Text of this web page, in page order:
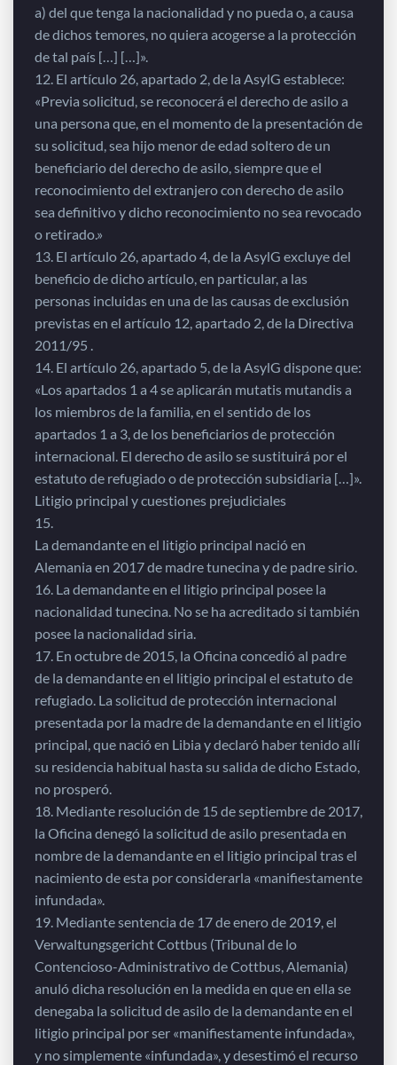
a) del que tenga la nacionalidad y no pueda o, a causa
de dichos temores, no quiera acogerse a la protección
de tal país […] […]».
12. El artículo 26, apartado 2, de la AsylG establece:
«Previa solicitud, se reconocerá el derecho de asilo a
una persona que, en el momento de la presentación de
su solicitud, sea hijo menor de edad soltero de un
beneficiario del derecho de asilo, siempre que el
reconocimiento del extranjero con derecho de asilo
sea definitivo y dicho reconocimiento no sea revocado
o retirado.»
13. El artículo 26, apartado 4, de la AsylG excluye del
beneficio de dicho artículo, en particular, a las
personas incluidas en una de las causas de exclusión
previstas en el artículo 12, apartado 2, de la Directiva
2011/95 .
14. El artículo 26, apartado 5, de la AsylG dispone que:
«Los apartados 1 a 4 se aplicarán mutatis mutandis a
los miembros de la familia, en el sentido de los
apartados 1 a 3, de los beneficiarios de protección
internacional. El derecho de asilo se sustituirá por el
estatuto de refugiado o de protección subsidiaria […]».
Litigio principal y cuestiones prejudiciales
15.
La demandante en el litigio principal nació en
Alemania en 2017 de madre tunecina y de padre sirio.
16. La demandante en el litigio principal posee la
nacionalidad tunecina. No se ha acreditado si también
posee la nacionalidad siria.
17. En octubre de 2015, la Oficina concedió al padre
de la demandante en el litigio principal el estatuto de
refugiado. La solicitud de protección internacional
presentada por la madre de la demandante en el litigio
principal, que nació en Libia y declaró haber tenido allí
su residencia habitual hasta su salida de dicho Estado,
no prosperó.
18. Mediante resolución de 15 de septiembre de 2017,
la Oficina denegó la solicitud de asilo presentada en
nombre de la demandante en el litigio principal tras el
nacimiento de esta por considerarla «manifiestamente
infundada».
19. Mediante sentencia de 17 de enero de 2019, el
Verwaltungsgericht Cottbus (Tribunal de lo
Contencioso-Administrativo de Cottbus, Alemania)
anuló dicha resolución en la medida en que en ella se
denegaba la solicitud de asilo de la demandante en el
litigio principal por ser «manifiestamente infundada»,
y no simplemente «infundada», y desestimó el recurso